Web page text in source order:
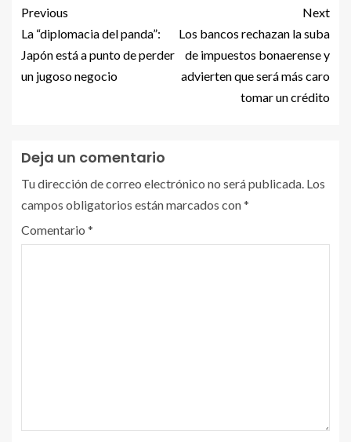
Previous
La “diplomacia del panda”:
Japón está a punto de perder
un jugoso negocio
Next
Los bancos rechazan la suba
de impuestos bonaerense y
advierten que será más caro
tomar un crédito
Deja un comentario
Tu dirección de correo electrónico no será publicada. Los
campos obligatorios están marcados con*
Comentario *